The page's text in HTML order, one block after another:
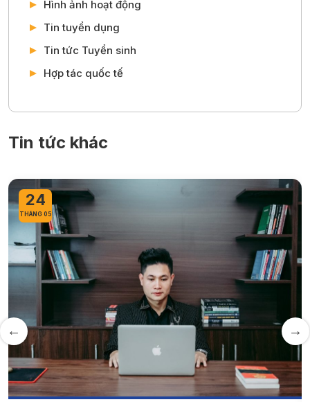
Hình ảnh hoạt động
Tin tuyển dụng
Tin tức Tuyển sinh
Hợp tác quốc tế
Tin tức khác
24
THÁNG 05